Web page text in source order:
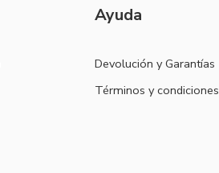
Ayuda
Devolución y Garantías
Términos y condiciones